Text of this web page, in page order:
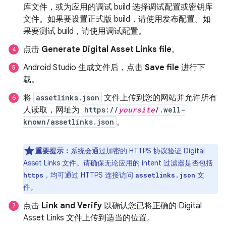
库文件，或为应用的调试 build 选择调试配置或密钥库
文件。如果要设置正式版 build，请使用发布配置。如
果要测试 build，请使用调试配置。
点击 Generate Digital Asset Links file。
Android Studio 生成文件后，点击 Save file 进行下
载。
将 assetlinks.json 文件上传到您的网站并允许所有
人读取，网址为 https:// yoursite/.well-
known/assetlinks.json 。
重要提示： 系统会通过加密的 HTTPS 协议验证 Digital
Asset Links 文件。请确保无论应用的 intent 过滤器是否包括
https ，均可通过 HTTPS 连接访问 assetlinks.json 文
件。
点击 Link and Verify 以确认您已将正确的 Digital
Asset Links 文件上传到适当的位置。